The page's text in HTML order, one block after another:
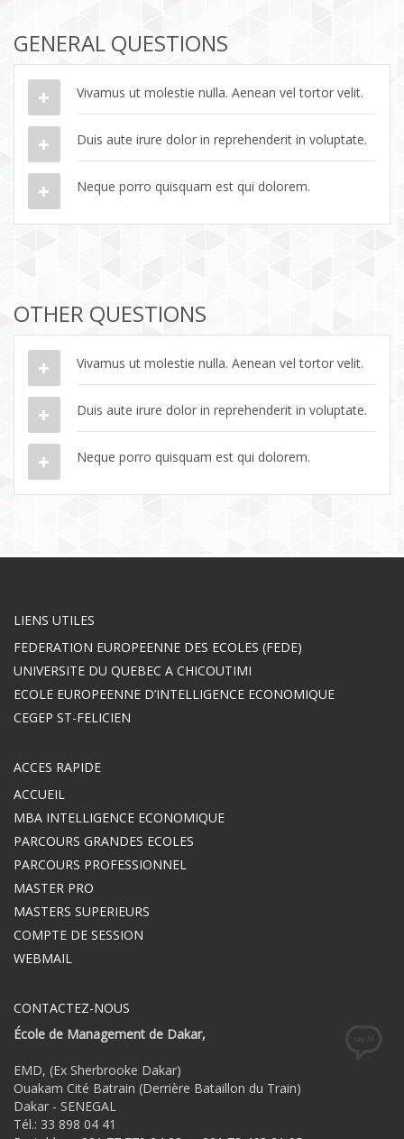
GENERAL QUESTIONS
Vivamus ut molestie nulla. Aenean vel tortor velit.
Duis aute irure dolor in reprehenderit in voluptate.
Neque porro quisquam est qui dolorem.
OTHER QUESTIONS
Vivamus ut molestie nulla. Aenean vel tortor velit.
Duis aute irure dolor in reprehenderit in voluptate.
Neque porro quisquam est qui dolorem.
LIENS UTILES
FEDERATION EUROPEENNE DES ECOLES (FEDE)
UNIVERSITE DU QUEBEC A CHICOUTIMI
ECOLE EUROPEENNE D’INTELLIGENCE ECONOMIQUE
CEGEP ST-FELICIEN
ACCES RAPIDE
ACCUEIL
MBA INTELLIGENCE ECONOMIQUE
PARCOURS GRANDES ECOLES
PARCOURS PROFESSIONNEL
MASTER PRO
MASTERS SUPERIEURS
COMPTE DE SESSION
WEBMAIL
CONTACTEZ-NOUS
École de Management de Dakar,
EMD, (Ex Sherbrooke Dakar)
Ouakam Cité Batrain (Derrière Bataillon du Train)
Dakar - SENEGAL
Tél.: 33 898 04 41